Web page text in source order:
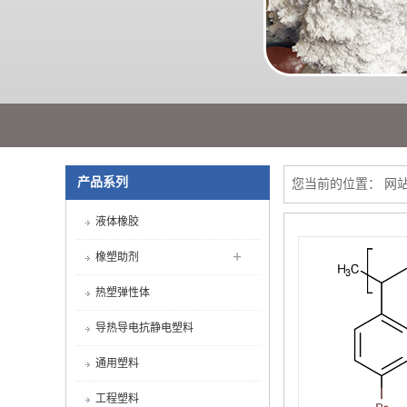
产品系列
液体橡胶
橡塑助剂 +
热塑弹性体
导热导电抗静电塑料
通用塑料
工程塑料
您当前的位置： 网